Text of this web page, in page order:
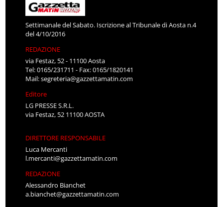
Settimanale del Sabato. Iscrizione al Tribunale di Aosta n.4
del 4/10/2016
REDAZIONE
via Festaz, 52 - 11100 Aosta
Tel: 0165/231711 - Fax: 0165/1820141
Mail:segreteria@gazzettamatin.com
Editore
LG PRESSE S.R.L.
via Festaz, 52 11100 AOSTA
DIRETTORE RESPONSABILE
Luca Mercanti
l.mercanti@gazzettamatin.com
REDAZIONE
Alessandro Bianchet
a.bianchet@gazzettamatin.com